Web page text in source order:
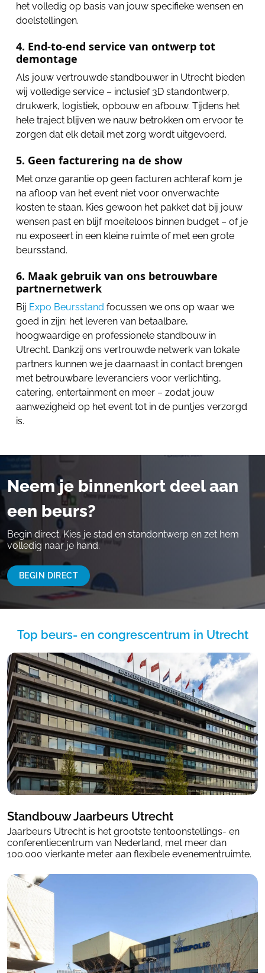
het volledig op basis van jouw specifieke wensen en
doelstellingen.
4. End-to-end service van ontwerp tot
demontage
Als jouw vertrouwde standbouwer in Utrecht bieden
wij volledige service – inclusief 3D standontwerp,
drukwerk, logistiek, opbouw en afbouw. Tijdens het
hele traject blijven we nauw betrokken om ervoor te
zorgen dat elk detail met zorg wordt uitgevoerd.
5. Geen facturering na de show
Met onze garantie op geen facturen achteraf kom je
na afloop van het event niet voor onverwachte
kosten te staan. Kies gewoon het pakket dat bij jouw
wensen past en blijf moeiteloos binnen budget – of je
nu exposeert in een kleine ruimte of met een grote
beursstand.
6. Maak gebruik van ons betrouwbare
partnernetwerk
Bij Expo Beursstand focussen we ons op waar we
goed in zijn: het leveren van betaalbare,
hoogwaardige en professionele standbouw in
Utrecht. Dankzij ons vertrouwde netwerk van lokale
partners kunnen we je daarnaast in contact brengen
met betrouwbare leveranciers voor verlichting,
catering, entertainment en meer – zodat jouw
aanwezigheid op het event tot in de puntjes verzorgd
is.
Neem je binnenkort deel aan
een beurs?
Begin direct. Kies je stad en standontwerp en zet hem
volledig naar je hand.
BEGIN DIRECT
Top beurs- en congrescentrum in Utrecht
Standbouw Jaarbeurs Utrecht
Jaarbeurs Utrecht is het grootste tentoonstellings- en
conferentiecentrum van Nederland, met meer dan
100.000 vierkante meter aan flexibele evenementruimte.